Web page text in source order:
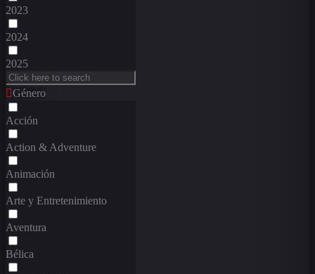
2023
2024
2025
Género
Acción
Action & Adventure
Animación
Arte y Entretenimiento
Aventura
Bélica